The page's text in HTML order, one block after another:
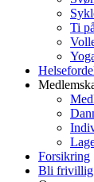
Ti
Forsikring
Bli frivillig